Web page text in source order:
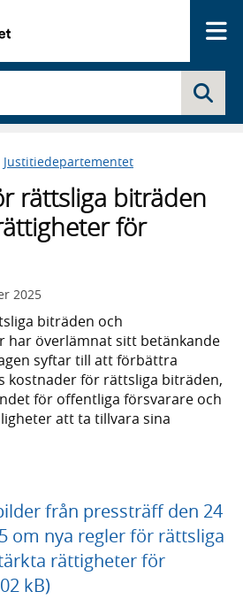
Justitiedepartementet
rättsliga biträden
för
2025
biträden och
har överlämnat sitt betänkande
syftar till att förbättra
kostnader för rättsliga biträden,
för offentliga försvarare och
att ta tillvara sina
från pressträff den 24
om nya regler för rättsliga
rättigheter för
kB)